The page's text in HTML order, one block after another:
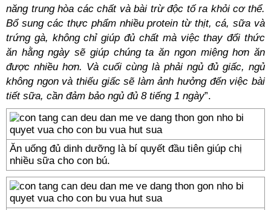
năng trung hòa các chất và bài trừ độc tố ra khỏi cơ thể.
Bổ sung các thực phẩm nhiều protein từ thịt, cá, sữa và
trứng gà, không chỉ giúp đủ chất mà việc thay đổi thức
ăn hằng ngày sẽ giúp chúng ta ăn ngon miệng hơn ăn
được nhiều hơn. Và cuối cùng là phải ngủ đủ giấc, ngủ
không ngon và thiếu giấc sẽ làm ảnh hưởng đến việc bài
tiết sữa, cần đảm bảo ngủ đủ 8 tiếng 1 ngày”.
Ăn uống đủ dinh dưỡng là bí quyết đầu tiên giúp chị
nhiều sữa cho con bú.